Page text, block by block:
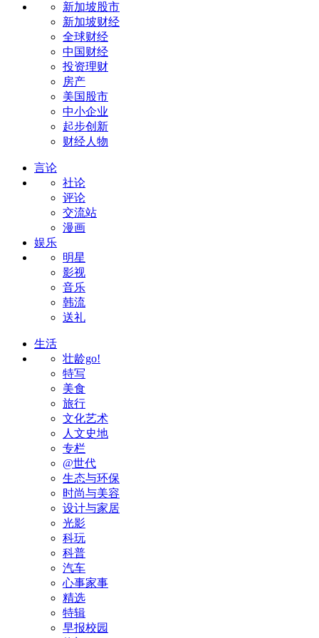
新加坡股市
新加坡财经
全球财经
中国财经
投资理财
房产
美国股市
中小企业
起步创新
财经人物
言论
社论
评论
交流站
漫画
娱乐
明星
影视
音乐
韩流
送礼
生活
壮龄go!
特写
美食
旅行
文化艺术
人文史地
专栏
@世代
生态与环保
时尚与美容
设计与家居
光影
科玩
科普
汽车
心事家事
精选
特辑
早报校园